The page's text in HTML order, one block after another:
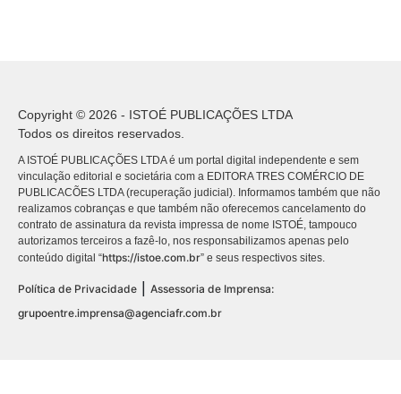
Copyright © 2026 - ISTOÉ PUBLICAÇÕES LTDA
Todos os direitos reservados.
A ISTOÉ PUBLICAÇÕES LTDA é um portal digital independente e sem
vinculação editorial e societária com a EDITORA TRES COMÉRCIO DE
PUBLICACÕES LTDA (recuperação judicial). Informamos também que não
realizamos cobranças e que também não oferecemos cancelamento do
contrato de assinatura da revista impressa de nome ISTOÉ, tampouco
autorizamos terceiros a fazê-lo, nos responsabilizamos apenas pelo
conteúdo digital “https://istoe.com.br” e seus respectivos sites.
Política de Privacidade
Assessoria de Imprensa:
grupoentre.imprensa@agenciafr.com.br